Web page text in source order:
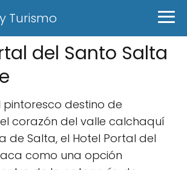
Turismo
del Santo Salta
pintoresco destino de
corazón del valle calchaquí
de Salta, el Hotel Portal del
como una opción